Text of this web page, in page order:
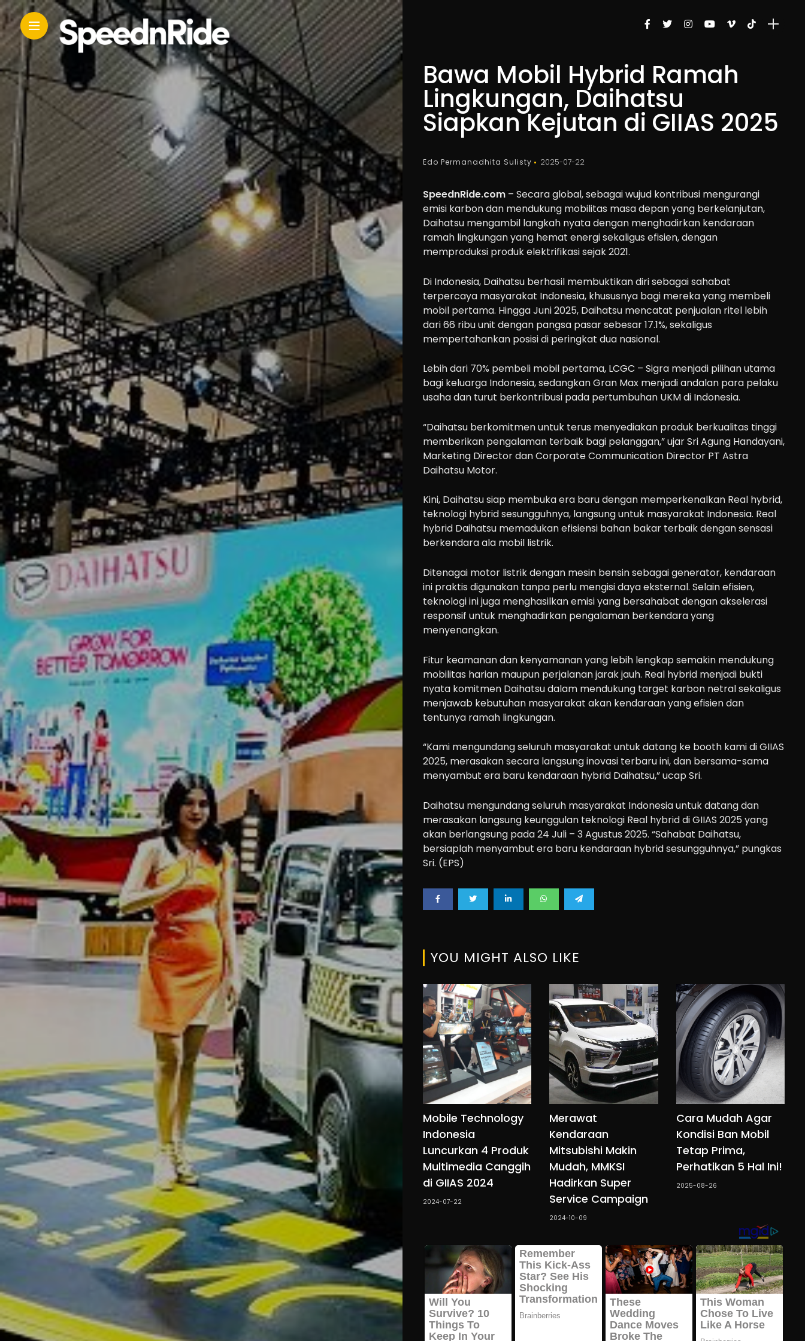
Cars
Ride
n
Drive
Modification
Tips
Community
Accessories
Lifestyle
About
us
Bawa Mobil Hybrid Ramah
Lingkungan, Daihatsu
Siapkan Kejutan di GIIAS 2025
Edo Permanadhita Sulisty 2025-07-22
SpeednRide.com– Secara global, sebagai wujud kontribusi mengurangi
emisi karbon dan mendukung mobilitas masa depan yang berkelanjutan,
Daihatsu mengambil langkah nyata dengan menghadirkan kendaraan
ramah lingkungan yang hemat energi sekaligus efisien, dengan
memproduksi produk elektrifikasi sejak 2021.
Di Indonesia, Daihatsu berhasil membuktikan diri sebagai sahabat
terpercaya masyarakat Indonesia, khususnya bagi mereka yang membeli
mobil pertama. Hingga Juni 2025, Daihatsu mencatat penjualan ritel lebih
dari 66 ribu unit dengan pangsa pasar sebesar 17.1%, sekaligus
mempertahankan posisi di peringkat dua nasional.
Lebih dari 70% pembeli mobil pertama, LCGC – Sigra menjadi pilihan utama
bagi keluarga Indonesia, sedangkan Gran Max menjadi andalan para pelaku
usaha dan turut berkontribusi pada pertumbuhan UKM di Indonesia.
“Daihatsu berkomitmen untuk terus menyediakan produk berkualitas tinggi
memberikan pengalaman terbaik bagi pelanggan,” ujar Sri Agung Handayani,
Marketing Director dan Corporate Communication Director PT Astra
Daihatsu Motor.
Kini, Daihatsu siap membuka era baru dengan memperkenalkan Real hybrid,
teknologi hybrid sesungguhnya, langsung untuk masyarakat Indonesia. Real
hybrid Daihatsu memadukan efisiensi bahan bakar terbaik dengan sensasi
berkendara ala mobil listrik.
Ditenagai motor listrik dengan mesin bensin sebagai generator, kendaraan
ini praktis digunakan tanpa perlu mengisi daya eksternal. Selain efisien,
teknologi ini juga menghasilkan emisi yang bersahabat dengan akselerasi
responsif untuk menghadirkan pengalaman berkendara yang
menyenangkan.
Fitur keamanan dan kenyamanan yang lebih lengkap semakin mendukung
mobilitas harian maupun perjalanan jarak jauh. Real hybrid menjadi bukti
nyata komitmen Daihatsu dalam mendukung target karbon netral sekaligus
menjawab kebutuhan masyarakat akan kendaraan yang efisien dan
tentunya ramah lingkungan.
“Kami mengundang seluruh masyarakat untuk datang ke booth kami di GIIAS
2025, merasakan secara langsung inovasi terbaru ini, dan bersama-sama
menyambut era baru kendaraan hybrid Daihatsu,” ucap Sri.
Daihatsu mengundang seluruh masyarakat Indonesia untuk datang dan
merasakan langsung keunggulan teknologi Real hybrid di GIIAS 2025 yang
akan berlangsung pada 24 Juli – 3 Agustus 2025. “Sahabat Daihatsu,
bersiaplah menyambut era baru kendaraan hybrid sesungguhnya,” pungkas
Sri. (EPS)
YOU MIGHT ALSO LIKE
Mobile Technology
Indonesia
Luncurkan 4 Produk
Multimedia Canggih
di GIIAS 2024
2024-07-22
Merawat
Kendaraan
Mitsubishi Makin
Mudah, MMKSI
Hadirkan Super
Service Campaign
2024-10-09
Cara Mudah Agar
Kondisi Ban Mobil
Tetap Prima,
Perhatikan 5 Hal Ini!
2025-08-26